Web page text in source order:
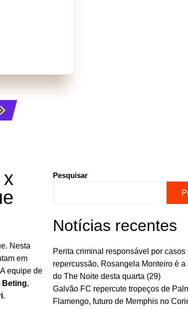
Nesta
em
equipe de
Beting,
.
Pesquisar
Notícias recentes
Perita criminal responsável por casos
repercussão, Rosangela Monteiro é a
do The Noite desta quarta (29)
Galvão FC repercute tropeços de
Flamengo, futuro de Memphis no